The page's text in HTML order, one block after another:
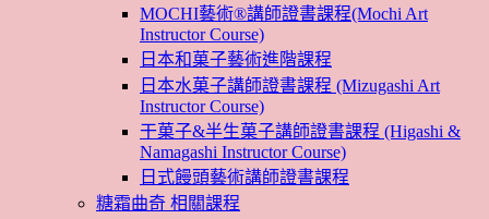
MOCHI藝術®講師證書課程(Mochi Art
Instructor Course)
日本和菓子藝術進階課程
日本水菓子講師證書課程 (Mizugashi Art
Instructor Course)
干菓子&半生菓子講師證書課程 (Higashi &
Namagashi Instructor Course)
日式饅頭藝術講師證書課程
糖霜曲奇 相關課程